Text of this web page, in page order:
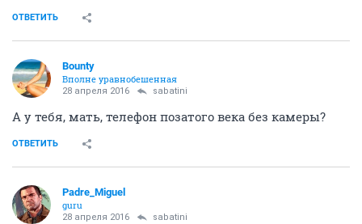
ОТВЕТИТЬ
Bounty
Вполне уравнобешенная
28 апреля 2016 sabatini
А у тебя, мать, телефон позатого века без камеры?
ОТВЕТИТЬ
Padre_Miguel
guru
28 апреля 2016 sabatini